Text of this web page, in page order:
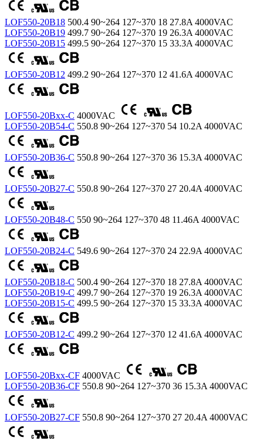
LOF550-20B18 500.4 90~264 127~370 18 27.8A 4000VAC
LOF550-20B19 499.7 90~264 127~370 19 26.3A 4000VAC
LOF550-20B15 499.5 90~264 127~370 15 33.3A 4000VAC
LOF550-20B12 499.2 90~264 127~370 12 41.6A 4000VAC
LOF550-20Bxx-C 4000VAC
LOF550-20B54-C 550.8 90~264 127~370 54 10.2A 4000VAC
LOF550-20B36-C 550.8 90~264 127~370 36 15.3A 4000VAC
LOF550-20B27-C 550.8 90~264 127~370 27 20.4A 4000VAC
LOF550-20B48-C 550 90~264 127~370 48 11.46A 4000VAC
LOF550-20B24-C 549.6 90~264 127~370 24 22.9A 4000VAC
LOF550-20B18-C 500.4 90~264 127~370 18 27.8A 4000VAC
LOF550-20B19-C 499.7 90~264 127~370 19 26.3A 4000VAC
LOF550-20B15-C 499.5 90~264 127~370 15 33.3A 4000VAC
LOF550-20B12-C 499.2 90~264 127~370 12 41.6A 4000VAC
LOF550-20Bxx-CF 4000VAC
LOF550-20B36-CF 550.8 90~264 127~370 36 15.3A 4000VAC
LOF550-20B27-CF 550.8 90~264 127~370 27 20.4A 4000VAC